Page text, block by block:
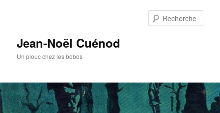
Jean-Noël Cuénod
Un plouc chez les bobos